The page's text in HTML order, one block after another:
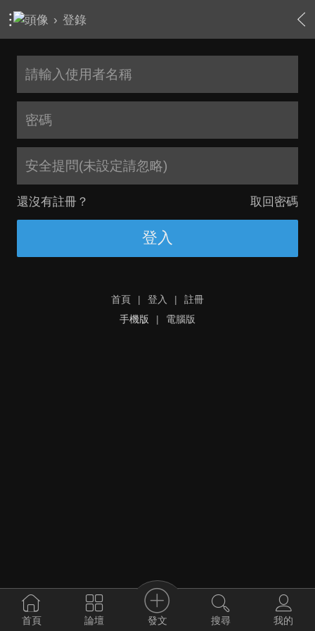
› 登錄
安全提問(未設定請忽略)
還沒有註冊？ 取回密碼
登入
首頁 | 登入 |
註冊
手機版
| 電腦版
首頁 論壇 發文 搜尋 我的